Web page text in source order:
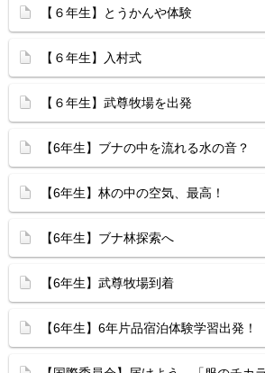
【６年生】とうかんや体験
【６年生】入村式
【６年生】武尊牧場を出発
【6年生】ブナの中を流れる水の音？
【6年生】林の中の空気、最高！
【6年生】ブナ林探索へ
【6年生】武尊牧場到着
【6年生】6年片品宿泊体験学習出発！